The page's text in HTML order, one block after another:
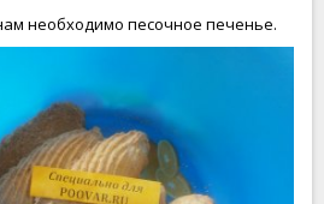
необходимо песочное печенье.